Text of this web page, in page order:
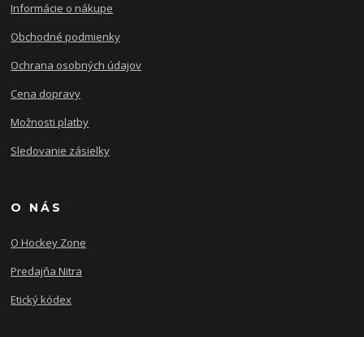
Informácie o nákupe
Obchodné podmienky
Ochrana osobných údajov
Cena dopravy
Možnosti platby
Sledovanie zásielky
O NÁS
O Hockey Zone
Predajňa Nitra
Etický kódex